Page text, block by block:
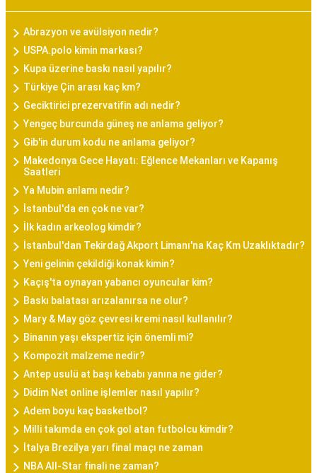
Abrazyon ve avülsiyon nedir?
USPA.polo kimin markası?
Kupa üzerine baskı nasıl yapılır?
Türkiye Çin arası kaç km?
Geciktirici prezervatifin adı nedir?
Yengeç burcunda güneş ne anlama geliyor?
Gib'in durum kodu ne anlama geliyor?
Makedonya Gece Hayatı: Eğlence Mekanları ve Kapanış
Saatleri
Ya Mubin anlamı nedir?
İstanbul'da en çok ne var?
İlk kadın arkeolog kimdir?
İstanbul'dan Tekirdağ Akport Limanı'na Kaç Km Uzaklıktadır?
Yeni gelinin çekildiği konak kimin?
Kaçış'ta oynayan yabancı oyuncular kim?
Baskı balatası arızalanırsa ne olur?
Mary & May göz çevresi kremi nasıl kullanılır?
Binanın yaşı ekspertiz için önemli mi?
Kompozit malzeme nedir?
Antep usulü at başı kebabı yanına ne gider?
Didim Net online işlemler nasıl yapılır?
Adem boyu kaç basketbol?
Milli takımda en çok gol atan futbolcu kimdir?
İtalya Brezilya yarı final maçı ne zaman
NBA All-Star finali ne zaman?